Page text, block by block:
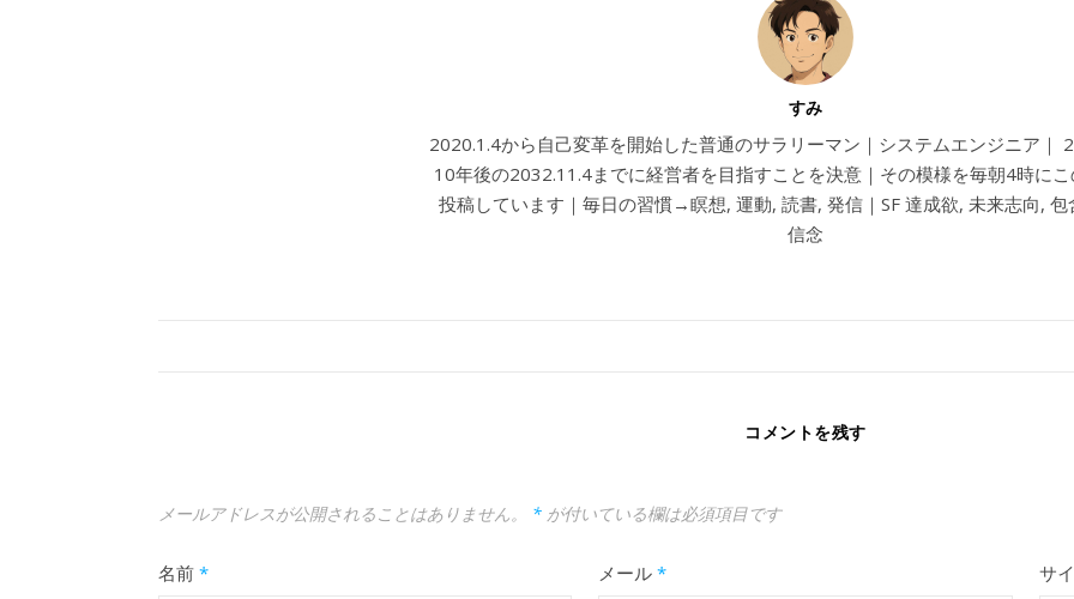
すみ
2020.1.4から自己変革を開始した普通のサラリーマン｜システムエンジニア｜
10年後の2032.11.4までに経営者を目指すことを決意｜その模様を毎朝4時に
投稿しています｜毎日の習慣→瞑想, 運動, 読書, 発信｜SF 達成欲, 未来志向, 包
信念
コメントを残す
メールアドレスが公開されることはありません。 * が付いている欄は必須項目です
名前 * メール* サ